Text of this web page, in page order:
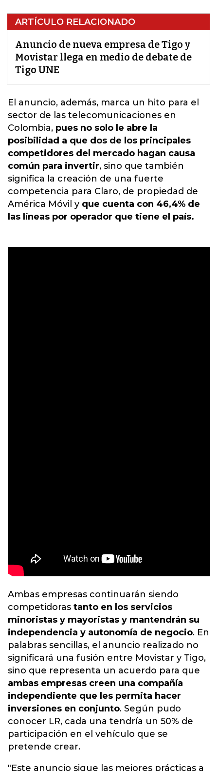
ARTÍCULO RELACIONADO
Anuncio de nueva empresa de Tigo y
Movistar llega en medio de debate de
Tigo UNE
El anuncio, además, marca un hito para el
sector de las telecomunicaciones en
Colombia, pues no solo le abre la
posibilidad a que dos de los principales
competidores del mercado hagan causa
común para invertir, sino que también
significa la creación de una fuerte
competencia para Claro, de propiedad de
América Móvil y que cuenta con 46,4% de
las líneas por operador que tiene el país.
Ambas empresas continuarán siendo
competidoras tanto en los servicios
minoristas y mayoristas y mantendrán su
independencia y autonomía de negocio. En
palabras sencillas, el anuncio realizado no
significará una fusión entre Movistar y Tigo,
sino que representa un acuerdo para que
ambas empresas creen una compañía
independiente que les permita hacer
inversiones en conjunto. Según pudo
conocer LR, cada una tendría un 50% de
participación en el vehículo que se
pretende crear.
"Este anuncio sigue las mejores prácticas a